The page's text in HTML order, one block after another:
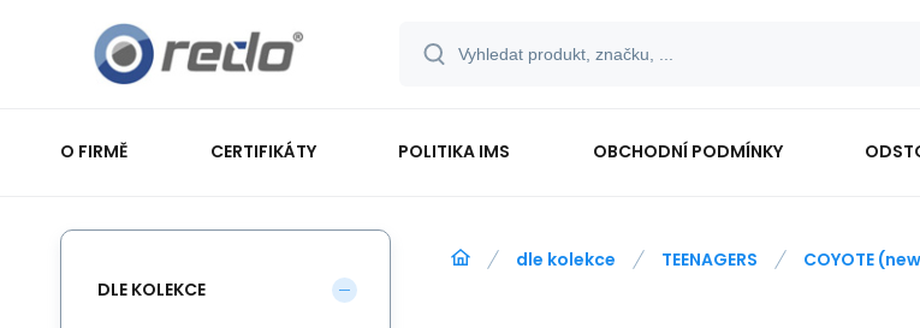
O FIRMĚ CERTIFIKÁTY POLITIKA IMS OBCHODNÍ PODMÍNKY
dle kolekce TEENAGERS COYOTE
DLE KOLEKCE